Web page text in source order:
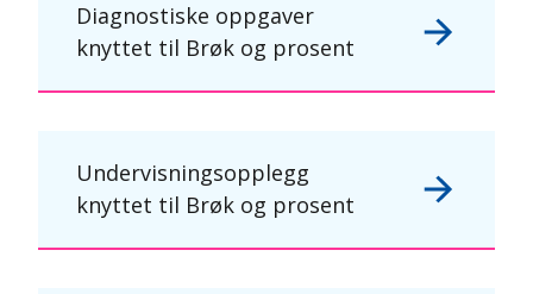
Diagnostiske oppgaver
knyttet til Brøk og prosent
Undervisningsopplegg
knyttet til Brøk og prosent